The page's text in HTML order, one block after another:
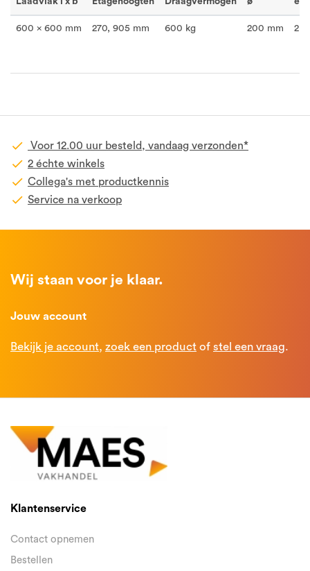
600 x 600 mm 270, 905 mm 600 kg 200 mm 2
Voor 12.00 uur besteld, vandaag verzonden*
2 échte winkels
Collega's met productkennis
Service na verkoop
Wij staan voor je klaar.
Jouw account
Bekijk je account, zoek een product of stel een vraag.
Klantenservice
Contact opnemen
Bestellen